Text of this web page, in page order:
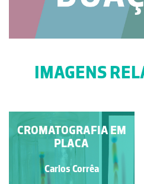
IMAGENS
PRATA SOBRE COBRE
Carlos Corrêa
CROMATOGRAFIA EM
PLACA
Carlos Corrêa